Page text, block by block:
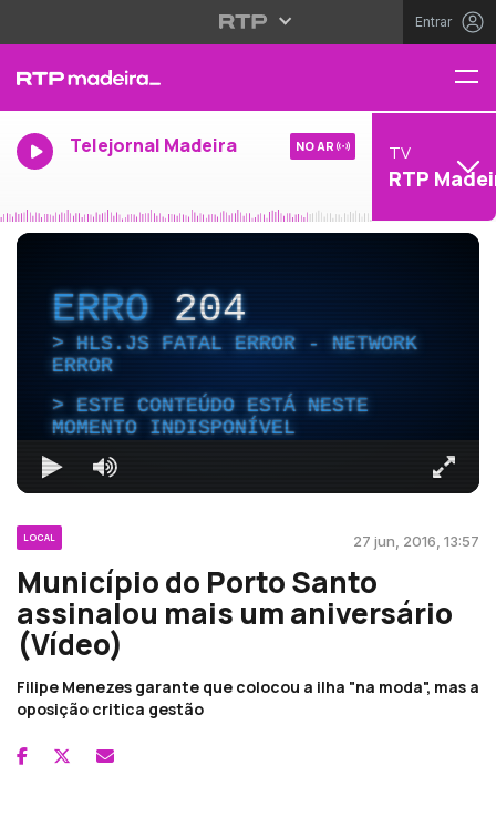
Entrar
Telejornal Madeira NO AR TV
RTP
ERRO204
HLS.JS FATAL ERROR - NETWORK
ERROR
ESTE CONTEÚDO ESTÁ NESTE
MOMENTO INDISPONÍVEL
LOCAL 27 jun, 2016, 13:57
Município do Porto Santo
assinalou mais um aniversário
(Vídeo)
Filipe Menezes garante que colocou a ilha "na moda", mas a
oposição critica gestão